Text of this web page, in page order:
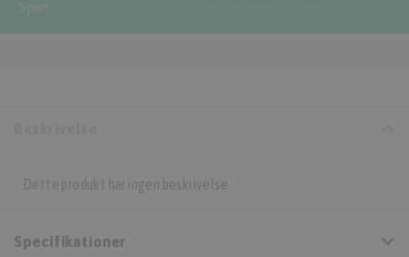
Sport
Dette produkt har ingen beskrivelse
Specifikationer